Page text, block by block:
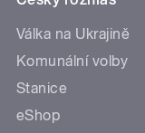
Válka na Ukrajině
Komunální volby
Stanice
eShop